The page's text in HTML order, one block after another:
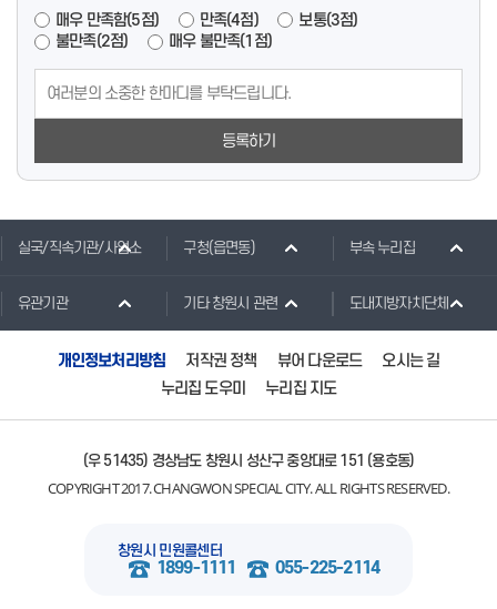
매우 만족함(5점) 만족(4점)
보통(3점)
불만족(2점)
매우 불만족(1점)
등록하기
실국/직속기관/사업소 구청(읍면동) 부속 누리집
유관기관 기타 창원시 관련 도내지방자치단체
개인정보처리방침 저작권 정책 뷰어 다운로드
오시는 길
누리집 도우미
누리집 지도
(우 51435) 경상남도 창원시 성산구 중앙대로 151 (용호동)
COPYRIGHT 2017. CHANGWON SPECIAL CITY. ALL RIGHTS RESERVED.
창원시 민원콜센터
1899-1111 055-225-2114